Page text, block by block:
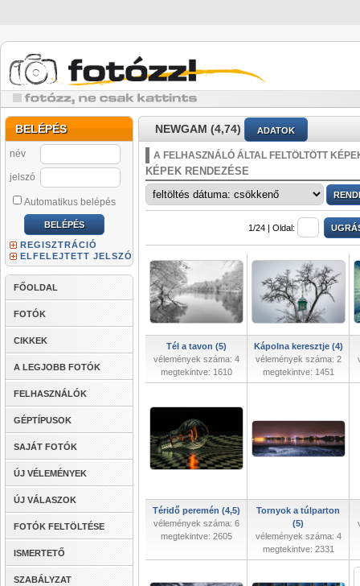
BELÉPÉS
név
jelszó
Automatikus belépés
REGISZTRÁCIÓ
ELFELEJTETT JELSZÓ
FŐOLDAL
FOTÓK
CIKKEK
A LEGJOBB FOTÓK
FELHASZNÁLÓK
GÉPTÍPUSOK
SAJÁT FOTÓK
ÚJ VÉLEMÉNYEK
ÚJ VÁLASZOK
FOTÓK FELTÖLTÉSE
ISMERTETŐ
SZABÁLYZAT
NEWGAM (4,74) ADATOK
A FELHASZNÁLÓ ÁLTAL FELTÖLTÖTT
KÉPEK RENDEZÉSE
1/24 | Oldal:
Tél a tavon (5)
vélemények száma: 4
megtekintve: 1610
Kápolna keresztje (4)
vélemények száma: 2
megtekintve: 1451
Téridő peremén (4,5)
vélemények száma: 6
megtekintve: 2605
Tornyok a túlparton
(5)
vélemények száma: 4
megtekintve: 2331